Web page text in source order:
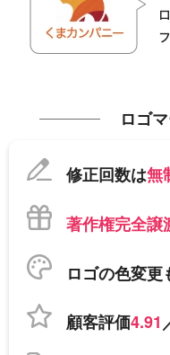
ロゴ
修正回数は無
著作権完全譲
ロゴの色変更
顧客評価4.91